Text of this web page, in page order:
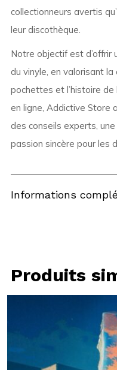
collectionneurs avertis
leur discothèque.
Notre objectif est d’offrir
du vinyle, en valorisant
pochettes et l’histoire de
en ligne, Addictive Store
des conseils experts,
passion sincère pour les
Informations
Produits